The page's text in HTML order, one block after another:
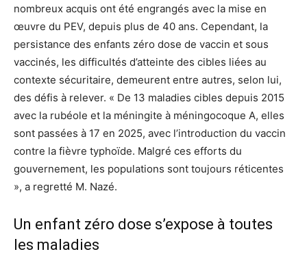
nombreux acquis ont été engrangés avec la mise en
œuvre du PEV, depuis plus de 40 ans. Cependant, la
persistance des enfants zéro dose de vaccin et sous
vaccinés, les difficultés d’atteinte des cibles liées au
contexte sécuritaire, demeurent entre autres, selon lui,
des défis à relever. « De 13 maladies cibles depuis 2015
avec la rubéole et la méningite à méningocoque A, elles
sont passées à 17 en 2025, avec l’introduction du vaccin
contre la fièvre typhoïde. Malgré ces efforts du
gouvernement, les populations sont toujours réticentes
», a regretté M. Nazé.
Un enfant zéro dose s’expose à toutes
les maladies